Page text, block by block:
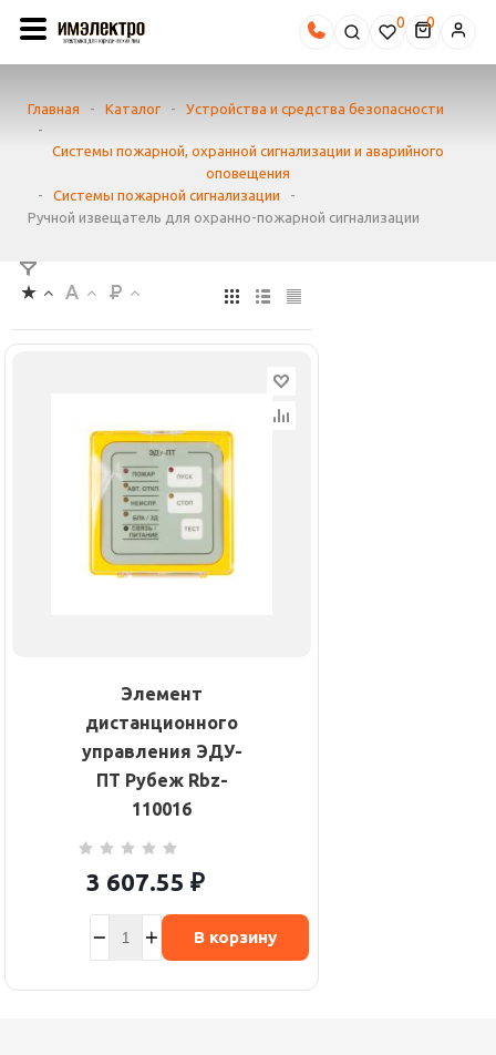
0
Главная - Каталог -
Устройства и средства безопасности
-
Системы пожарной, охранной сигнализации и аварийного
оповещения
-
Системы пожарной сигнализации
-
Ручной извещатель для охранно-пожарной сигнализации
Элемент
дистанционного
управления ЭДУ-
ПТ Рубеж Rbz-
110016
3 607.55 ₽
В корзину